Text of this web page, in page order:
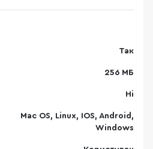
Так
256 МБ
Ні
Mac OS, Linux, IOS, Android,
Windows